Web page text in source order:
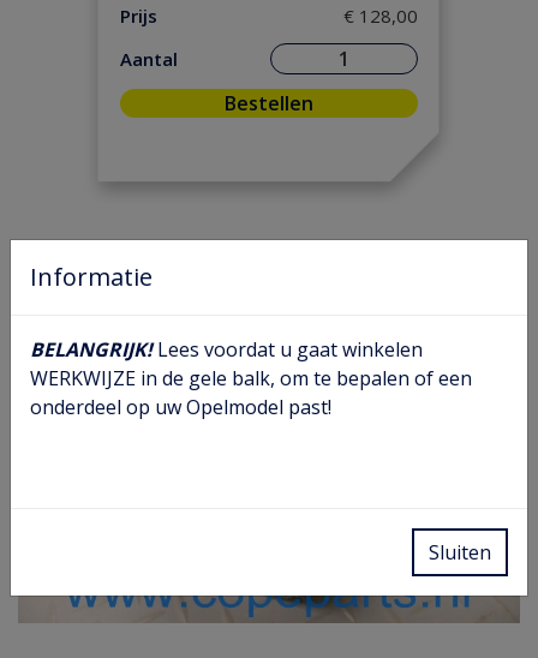
Onderhoud
Ontsteking(5)
Remmen/ Wielen(44)
Prijs
€ 128,00
Aantal
Bestellen
Informatie
BELANGRIJK!Lees voordat u gaat winkelen
WERKWIJZE in de gele balk, om te bepalen of een
onderdeel op uw Opelmodel past!
Sluiten